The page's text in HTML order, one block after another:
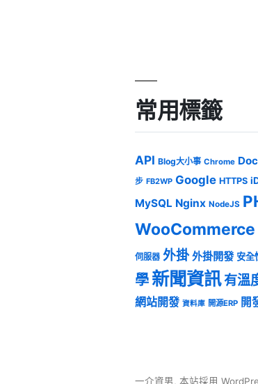
常用標籤
API Blog大小事 Chrome
步 FB2WP Google HTTPS
MySQL Nginx NodeJS
WooCommerce
伺服器 外掛 外掛開發 安全
學 新聞資訊有溫
網站開發 資料庫 開源ERP 開
一介資男,本站採用